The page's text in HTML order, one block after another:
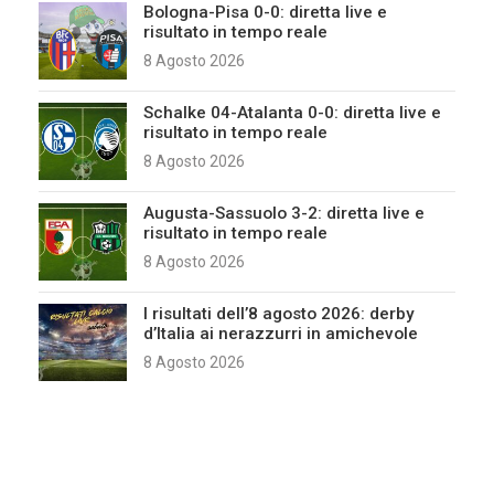
Bologna-Pisa 0-0: diretta live e
risultato in tempo reale
8 Agosto 2026
Schalke 04-Atalanta 0-0: diretta live e
risultato in tempo reale
8 Agosto 2026
Augusta-Sassuolo 3-2: diretta live e
risultato in tempo reale
8 Agosto 2026
I risultati dell’8 agosto 2026: derby
d’Italia ai nerazzurri in amichevole
8 Agosto 2026